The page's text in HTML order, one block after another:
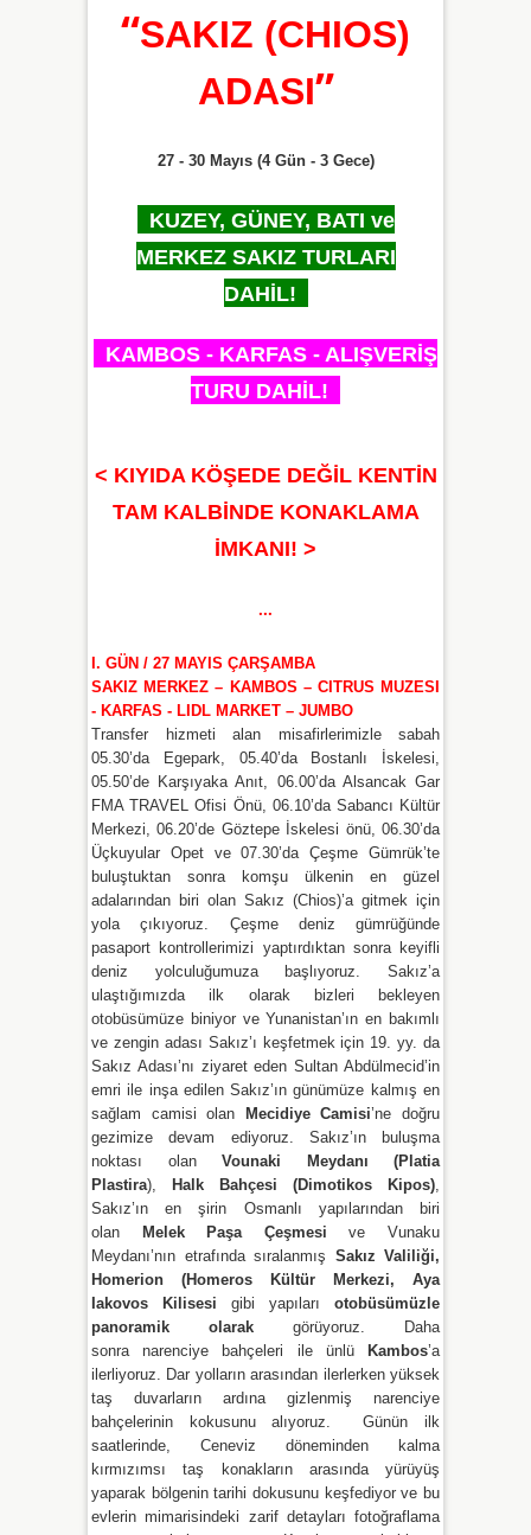
“SAKIZ (CHIOS)
ADASI”
27 - 30 Mayıs (4 Gün - 3 Gece)
KUZEY, GÜNEY, BATI ve
MERKEZ SAKIZ TURLARI
DAHİL!
KAMBOS - KARFAS - ALIŞVERİŞ
TURU DAHİL!
< KIYIDA KÖŞEDE DEĞİL KENTİN
TAM KALBİNDE KONAKLAMA
İMKANI! >
...
I. GÜN / 27 MAYIS ÇARŞAMBA
SAKIZ MERKEZ – KAMBOS – CITRUS MUZESI
- KARFAS - LIDL MARKET – JUMBO
Transfer hizmeti alan misafirlerimizle sabah
05.30’da Egepark, 05.40’da Bostanlı İskelesi,
05.50’de Karşıyaka Anıt, 06.00’da Alsancak Gar
FMA TRAVEL Ofisi Önü, 06.10’da Sabancı Kültür
Merkezi, 06.20’de Göztepe İskelesi önü, 06.30’da
Üçkuyular Opet ve 07.30’da Çeşme Gümrük’te
buluştuktan sonra komşu ülkenin en güzel
adalarından biri olan Sakız (Chios)’a gitmek için
yola çıkıyoruz. Çeşme deniz gümrüğünde
pasaport kontrollerimizi yaptırdıktan sonra keyifli
deniz yolculuğumuza başlıyoruz. Sakız’a
ulaştığımızda ilk olarak bizleri bekleyen
otobüsümüze biniyor ve Yunanistan’ın en bakımlı
ve zengin adası Sakız’ı keşfetmek için 19. yy. da
Sakız Adası’nı ziyaret eden Sultan Abdülmecid’in
emri ile inşa edilen Sakız’ın günümüze kalmış en
sağlam camisi olan
Mecidiye Camisi’ne doğru
gezimize devam ediyoruz. Sakız’ın buluşma
noktası olan Vounaki Meydanı (Platia
Plastira), Halk Bahçesi (Dimotikos Kipos)
Sakız’ın en şirin Osmanlı yapılarından biri
olan
Melek Paşa Çeşmesi ve Vunaku
Meydanı’nın etrafında sıralanmış Sakız Valiliği,
Homerion (Homeros Kültür Merkezi,
Aya
Iakovos Kilisesi gibi yapıları otobüsümüzle
panoramik olarak görüyoruz. Daha
sonra narenciye bahçeleri ile ünlü
Kambos’a
ilerliyoruz. Dar yolların arasından ilerlerken yüksek
taş duvarların ardına gizlenmiş narenciye
bahçelerinin kokusunu alıyoruz. Günün ilk
saatlerinde, Ceneviz döneminden kalma
kırmızımsı taş konakların arasında yürüyüş
yaparak bölgenin tarihi dokusunu keşfediyor ve bu
evlerin mimarisindeki zarif detayları fotoğraflama